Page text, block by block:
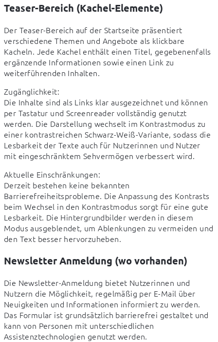
Teaser-Bereich (Kachel-Elemente)
Der Teaser-Bereich auf der Startseite präsentiert
verschiedene Themen und Angebote als klickbare
Kacheln. Jede Kachel enthält einen Titel, gegebenenfalls
ergänzende Informationen sowie einen Link zu
weiterführenden Inhalten.
Zugänglichkeit:
Die Inhalte sind als Links klar ausgezeichnet und können
per Tastatur und Screenreader vollständig genutzt
werden. Die Darstellung wechselt im Kontrastmodus zu
einer kontrastreichen Schwarz-Weiß-Variante, sodass die
Lesbarkeit der Texte auch für Nutzerinnen und Nutzer
mit eingeschränktem Sehvermögen verbessert wird.
Aktuelle Einschränkungen:
Derzeit bestehen keine bekannten
Barrierefreiheitsprobleme. Die Anpassung des Kontrasts
beim Wechsel in den Kontrastmodus sorgt für eine gute
Lesbarkeit. Die Hintergrundbilder werden in diesem
Modus ausgeblendet, um Ablenkungen zu vermeiden und
den Text besser hervorzuheben.
Newsletter Anmeldung (wo vorhanden)
Die Newsletter-Anmeldung bietet Nutzerinnen und
Nutzern die Möglichkeit, regelmäßig per E-Mail über
Neuigkeiten und Informationen informiert zu werden.
Das Formular ist grundsätzlich barrierefrei gestaltet und
kann von Personen mit unterschiedlichen
Assistenztechnologien genutzt werden.